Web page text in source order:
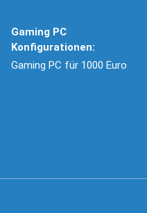
Gaming PC
Konfigurationen:
Gaming PC für 1000 Euro